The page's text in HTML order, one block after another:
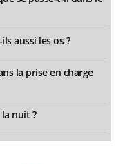
aussi les os ?
la prise en charge
nuit ?